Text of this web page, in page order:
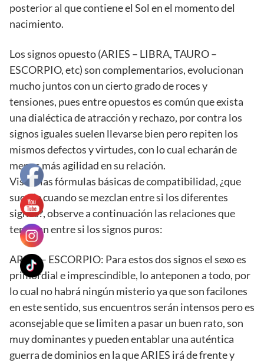
posterior al que contiene el Sol en el momento del
nacimiento.
Los signos opuesto (ARIES – LIBRA, TAURO –
ESCORPIO, etc) son complementarios, evolucionan
mucho juntos con un cierto grado de roces y
tensiones, pues entre opuestos es común que exista
una dialéctica de atracción y rechazo, por contra los
signos iguales suelen llevarse bien pero repiten los
mismos defectos y virtudes, con lo cual echarán de
menos más agilidad en su relación.
Vistas las fórmulas básicas de compatibilidad, ¿que
sucede cuando se mezclan entre si los diferentes
signos?, observe a continuación las relaciones que
tendrían entre si los signos puros:
ARIES – ESCORPIO: Para estos dos signos el sexo es
primordial e imprescindible, lo anteponen a todo, por
lo cual no habrá ningún misterio ya que son facilones
en este sentido, sus encuentros serán intensos pero es
aconsejable que se limiten a pasar un buen rato, son
muy dominantes y pueden entablar una auténtica
guerra de dominios en la que ARIES irá de frente y